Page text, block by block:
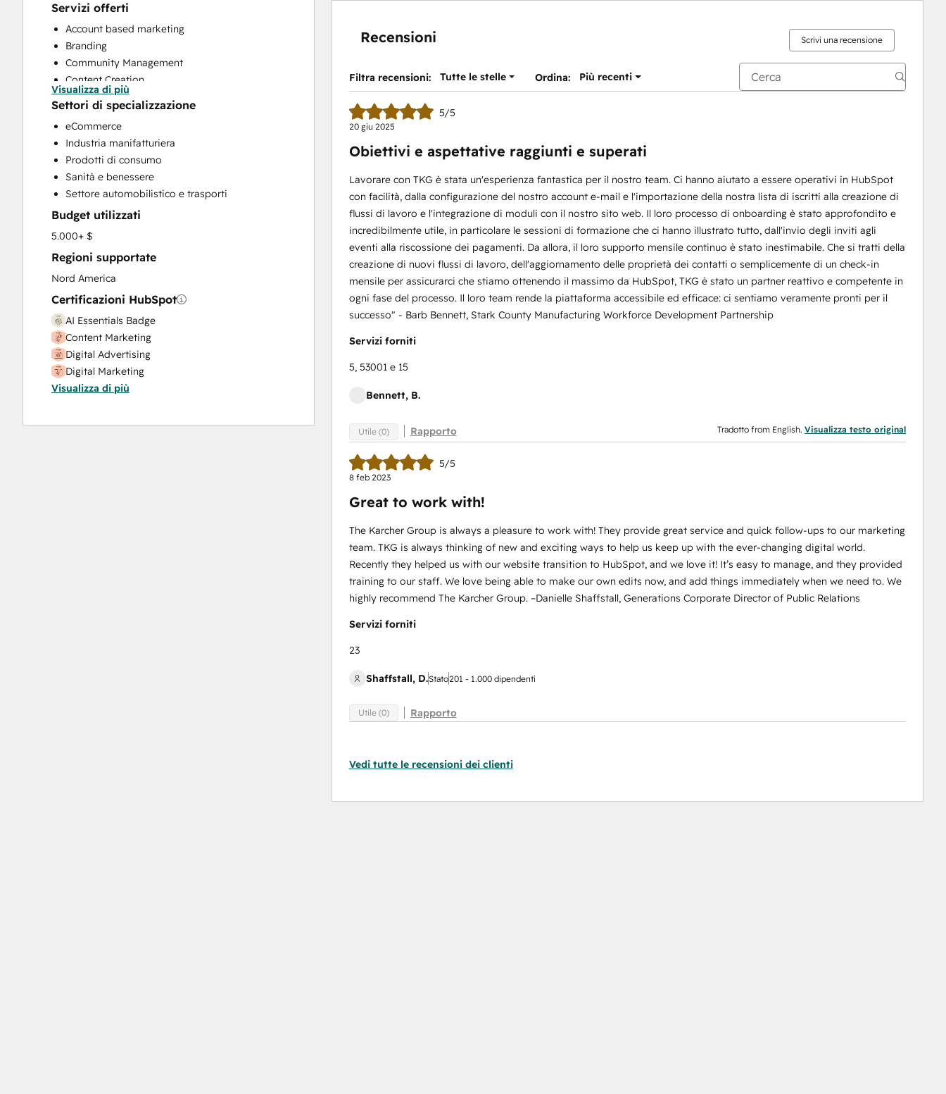
Servizi offerti
Account based marketing
Branding
Community Management
Content Creation
Conversational Marketing
CRM Implementation
CRM Migration
Custom API Integrations
Customer Marketing
Customer Support Training
Email Marketing
Full Inbound Marketing Services
Help Desk Implementation
Paid Advertising
Programmable Automation
Public Relations
Sales and Marketing Alignment
Sales Enablement
Search Engine Optimization
Social Media
Video Production
Visualizza di più
Settori di specializzazione
eCommerce
Industria manifatturiera
Prodotti di consumo
Sanità e benessere
Settore automobilistico e trasporti
Budget utilizzati
5.000+ $
Regioni supportate
Nord America
Certificazioni HubSpot
AI Essentials Badge
Content Marketing
Digital Advertising
Digital Marketing
Email Marketing Certification
HubSpot Sales Hub Software Certification
Visualizza di più
Recensioni Scrivi una recensione
Filtra recensioni: Tutte le stelle Ordina: Più recenti
5/5
20 giu 2025
Obiettivi e aspettative raggiunti e superati
Lavorare con TKG è stata un'esperienza fantastica per il nostro team. Ci hanno aiutato a essere operativi in HubSpot
con facilità, dalla configurazione del nostro account e-mail e l'importazione della nostra lista di iscritti alla creazione di
flussi di lavoro e l'integrazione di moduli con il nostro sito web. Il loro processo di onboarding è stato approfondito e
incredibilmente utile, in particolare le sessioni di formazione che ci hanno illustrato tutto, dall'invio degli inviti agli
eventi alla riscossione dei pagamenti. Da allora, il loro supporto mensile continuo è stato inestimabile. Che si tratti della
creazione di nuovi flussi di lavoro, dell'aggiornamento delle proprietà dei contatti o semplicemente di un check-in
mensile per assicurarci che stiamo ottenendo il massimo da HubSpot, TKG è stato un partner reattivo e competente in
ogni fase del processo. Il loro team rende la piattaforma accessibile ed efficace: ci sentiamo veramente pronti per il
successo" - Barb Bennett, Stark County Manufacturing Workforce Development Partnership
Servizi forniti
5, 53001 e 15
Bennett, B.
Utile (0) Rapporto Tradotto from English. Visualizza testo original
5/5
8 feb 2023
Great to work with!
The Karcher Group is always a pleasure to work with! They provide great service and quick follow-ups to our marketing
team. TKG is always thinking of new and exciting ways to help us keep up with the ever-changing digital world.
Recently they helped us with our website transition to HubSpot, and we love it! It’s easy to manage, and they provided
training to our staff. We love being able to make our own edits now, and add things immediately when we need to. We
highly recommend The Karcher Group. –Danielle Shaffstall, Generations Corporate Director of Public Relations
Servizi forniti
23
Shaffstall, D.Stato201 - 1.000 dipendenti
Utile (0) Rapporto
Vedi tutte le recensioni dei clienti